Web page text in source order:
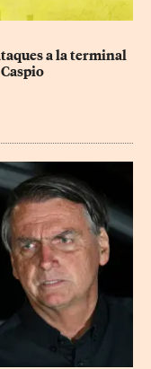
a la terminal